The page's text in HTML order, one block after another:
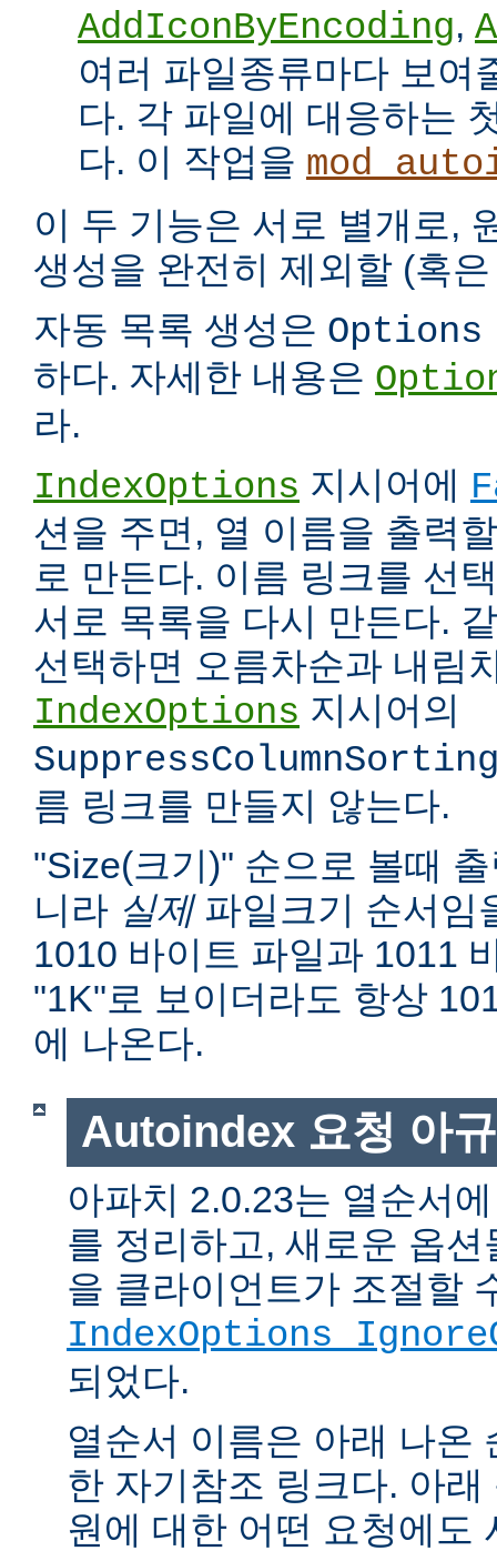
AddIconByEncoding,
여러 파일종류마다 보여
다. 각 파일에 대응하는
다. 이 작업을
이 두 기능은 서로 별개로,
생성을 완전히 제외할 (혹
자동 목록 생성은 Options
하다. 자세한 내용은
라.
IndexOptions 지시어에
션을 주면, 열 이름을 출력
로 만든다. 이름 링크를 선
서로 목록을 다시 만든다.
선택하면 오름차순과 내림
IndexOptions 지시어의
름 링크를 만들지 않는다.
"Size(크기)" 순으로 볼때
니라 실제파일크기 순서임
1010 바이트 파일과 1011
"1K"로 보이더라도 항상
에 나온다.
Autoindex 요청 아
아파치 2.0.23는 열순서
를 정리하고, 새로운 옵
을 클라이언트가 조절할
IndexOptions
되었다.
열순서 이름은 아래 나온
한 자기참조 링크다. 아
원에 대한 어떤 요청에도